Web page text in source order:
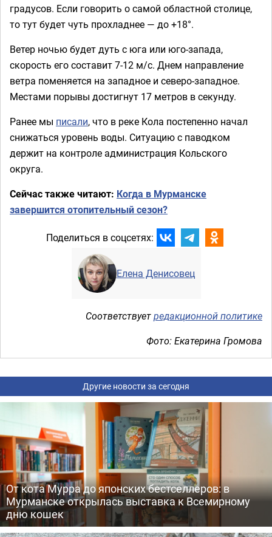
градусов. Если говорить о самой областной столице,
то тут будет чуть прохладнее — до +18°.
Ветер ночью будет дуть с юга или юго-запада,
скорость его составит 7-12 м/с. Днем направление
ветра поменяется на западное и северо-западное.
Местами порывы достигнут 17 метров в секунду.
Ранее мы писали, что в реке Кола постепенно начал
снижаться уровень воды. Ситуацию с паводком
держит на контроле администрация Кольского
округа.
Сейчас также читают: Когда в Мурманске
завершится отопительный сезон?
Поделиться в соцсетях:
Елена Денисовец
Соответствуетредакционной политике
Фото: Екатерина Громова
Другие новости за сегодня
От кота Мурра до японских бестселлеров: в
Мурманске открылась выставка к Всемирному
дню кошек